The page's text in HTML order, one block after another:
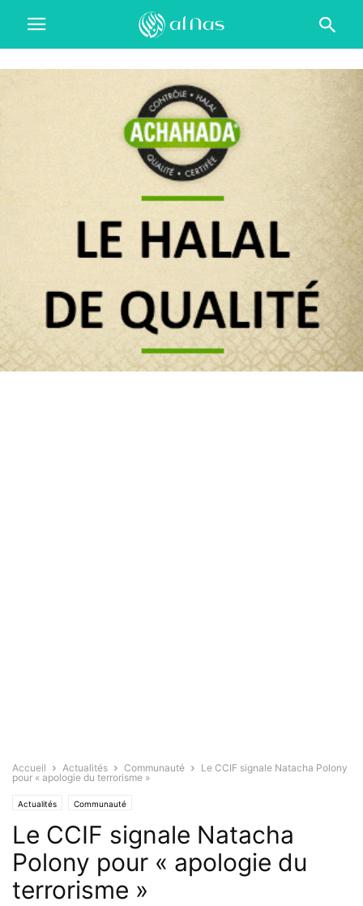
Accueil Actualités Communauté
Le CCIF signale Natacha Polony
pour « apologie du terrorisme »
Actualités Communauté
Le CCIF signale Natacha
Polony pour « apologie du
terrorisme »